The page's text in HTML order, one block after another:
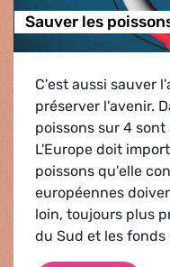
Sauver les
C'est aussi sauver
préserver l'avenir.
poissons sur 4
L'Europe doit
poissons qu'elle
européennes
loin, toujours plus
du Sud et les fonds